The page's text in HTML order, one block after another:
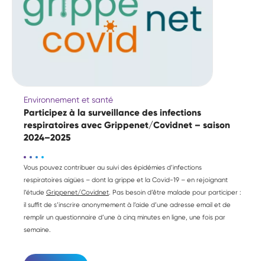
Environnement et santé
Participez à la surveillance des infections
respiratoires avec Grippenet/Covidnet – saison
2024–2025
Vous pouvez contribuer au suivi des épidémies d’infections
respiratoires aigües – dont la grippe et la Covid-19 – en rejoignant
l’étude Grippenet/Covidnet. Pas besoin d’être malade pour participer :
il suffit de s’inscrire anonymement à l’aide d’une adresse email et de
remplir un questionnaire d’une à cinq minutes en ligne, une fois par
semaine.